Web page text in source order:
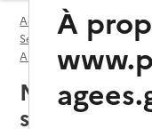
Accueil
Espace
Services autonomie à
Alpes-Maritimes (06)
Menton
services
À